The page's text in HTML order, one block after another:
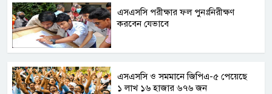
এসএসসি পরীক্ষার ফল পুনঃনিরীক্ষণ
করবেন যেভাবে
এসএসসি ও সমমানে জিপিএ-৫ পেয়েছে
১ লাখ ১৬ হাজার ৬৭৬ জন